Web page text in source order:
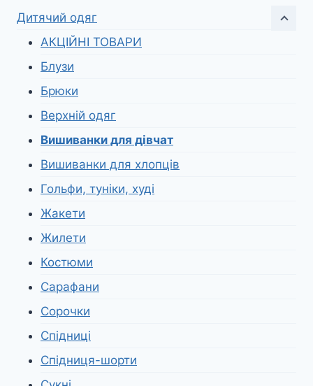
Дитячий одяг
АКЦІЙНІ ТОВАРИ
Блузи
Брюки
Верхній одяг
Вишиванки для дівчат
Вишиванки для хлопців
Гольфи, туніки, худі
Жакети
Жилети
Костюми
Сарафани
Сорочки
Спідниці
Спідниця-шорти